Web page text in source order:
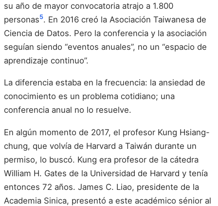
su año de mayor convocatoria atrajo a 1.800
personas5. En 2016 creó la Asociación Taiwanesa de
Ciencia de Datos. Pero la conferencia y la asociación
seguían siendo “eventos anuales”, no un “espacio de
aprendizaje continuo”.
La diferencia estaba en la frecuencia: la ansiedad de
conocimiento es un problema cotidiano; una
conferencia anual no lo resuelve.
En algún momento de 2017, el profesor Kung Hsiang-
chung, que volvía de Harvard a Taiwán durante un
permiso, lo buscó. Kung era profesor de la cátedra
William H. Gates de la Universidad de Harvard y tenía
entonces 72 años. James C. Liao, presidente de la
Academia Sinica, presentó a este académico sénior al